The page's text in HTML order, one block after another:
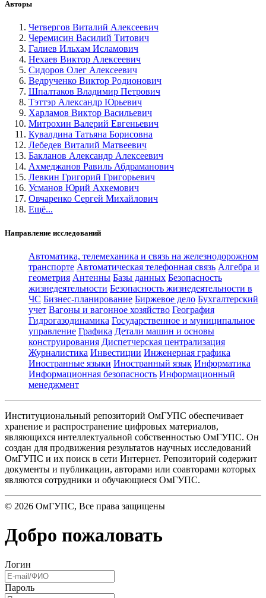
Авторы
Четвергов Виталий Алексеевич
Черемисин Василий Титович
Галиев Ильхам Исламович
Нехаев Виктор Алексеевич
Сидоров Олег Алексеевич
Ведрученко Виктор Родионович
Шпалтаков Владимир Петрович
Тэттэр Александр Юрьевич
Харламов Виктор Васильевич
Митрохин Валерий Евгеньевич
Кувалдина Татьяна Борисовна
Лебедев Виталий Матвеевич
Бакланов Александр Алексеевич
Ахмеджанов Равиль Абдраманович
Левкин Григорий Григорьевич
Усманов Юрий Ахкемович
Овчаренко Сергей Михайлович
Ещё...
Направление исследований
Автоматика, телемеханика и связь на железнодорожном
транспорте Автоматическая телефонная связь Алгебра и
геометрия Антенны Базы данных Безопасность
жизнедеятельности Безопасность жизнедеятельности в
ЧС Бизнес-планирование Биржевое дело Бухгалтерский
учет Вагоны и вагонное хозяйство География
Гидрогазодинамика Государственное и муниципальное
управление Графика Детали машин и основы
конструирования Диспетчерская централизация
Журналистика Инвестиции Инженерная графика
Иностранные языки Иностранный язык Информатика
Информационная безопасность Информационный
менеджмент
Институциональный репозиторий ОмГУПС обеспечивает
хранение и распространение цифровых материалов,
являющихся интеллектуальной собственностью ОмГУПС. Он
создан для продвижения результатов научных исследований
ОмГУПС и их поиск в сети Интернет. Репозиторий содержит
документы и публикации, авторами или соавторами которых
являются сотрудники и обучающиеся ОмГУПС.
© 2026 ОмГУПС, Все права защищены
Добро пожаловать
Логин
Пароль